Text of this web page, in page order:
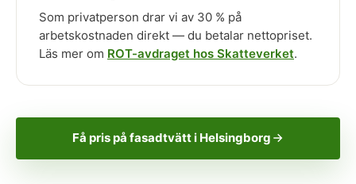
Som privatperson drar vi av 30 % på
arbetskostnaden direkt — du betalar nettopriset.
Läs mer om ROT-avdraget hos Skatteverket.
Få pris på fasadtvätt i Helsingborg